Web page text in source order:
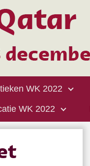
WK 2022
WK 2022